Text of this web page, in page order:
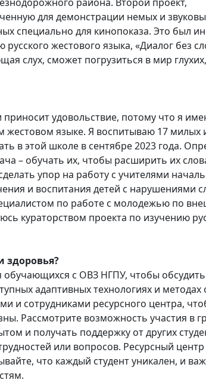
для демонстрации немых и
специально для кинопоказа. Это был
жестового языка, «Диалог без
слух, сможет погрузиться в мир
удовольствие, потому что я
языке. Я воспитываю 17 милых
в этой школе в сентябре 2023 года.
– обучать их, чтобы расширить их
упор на работу с учителями
и воспитания детей с нарушениями
по работе с молодежью по
кураторством проекта по изучению
здоровья?
обучающихся с ОВЗ НГПУ, чтобы
адаптивных технологиях и методах
и сотрудниками ресурсного центра,
Рассмотрите возможность участия в
и получать поддержку от других
или вопросов. Ресурсный центр
что каждый студент уникален, и